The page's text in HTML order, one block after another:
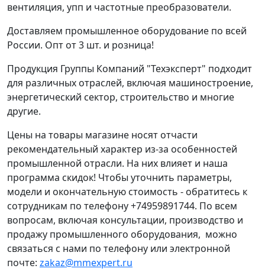
вентиляция, упп и частотные преобразователи.
Доставляем промышленное оборудование по всей
России. Опт от 3 шт. и розница!
Продукция Группы Компаний "Техэксперт" подходит
для различных отраслей, включая машиностроение,
энергетический сектор, строительство и многие
другие.
Цены на товары магазине носят отчасти
рекомендательный характер из-за особенностей
промышленной отрасли. На них влияет и наша
программа скидок! Чтобы уточнить параметры,
модели и окончательную стоимость - обратитесь к
сотрудникам по телефону +74959891744. По всем
вопросам, включая консультации, производство и
продажу промышленного оборудования, можно
связаться с нами по телефону или электронной
почте: zakaz@mmexpert.ru